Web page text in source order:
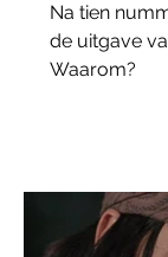
Na tien
de uitgave
Waarom?